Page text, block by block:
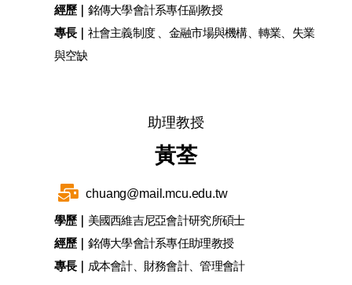
經歷｜ 銘傳大學會計系專任副教授
專長｜ 社會主義制度 、金融市場與機構、轉業、失業
與空缺
助理教授
黃荃
chuang@mail.mcu.edu.tw
學歷｜ 美國西維吉尼亞會計研究所碩士
經歷｜ 銘傳大學會計系專任助理教授
專長｜ 成本會計、財務會計、管理會計